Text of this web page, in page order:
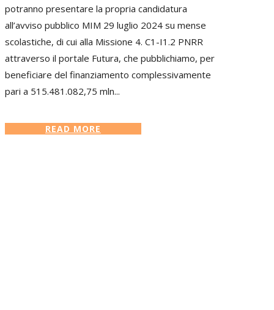
potranno presentare la propria candidatura
all’avviso pubblico MIM 29 luglio 2024 su mense
scolastiche, di cui alla Missione 4. C1-I1.2 PNRR
attraverso il portale Futura, che pubblichiamo, per
beneficiare del finanziamento complessivamente
pari a 515.481.082,75 mln...
READ MORE